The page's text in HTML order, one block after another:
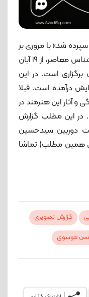
شد» با مروری بر
بر پنج دهه آثار بهرام دبیری نقاش سرشناس معاصر، از ۱۹ آبان
برگزاری است. در این
و آثار این هنرمند در
در این مطلب گزارش
دوربین سیدحسین
همین مطلب) تماشا
گزارش تصویری
موسوی